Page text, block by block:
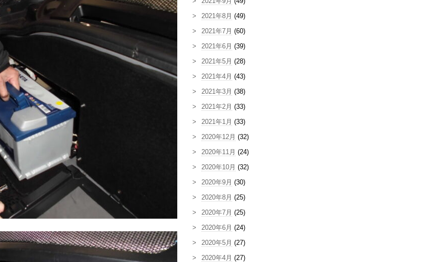
2021年8月 (49)
2021年7月 (60)
2021年6月 (39)
2021年5月 (28)
2021年4月 (43)
2021年3月 (38)
2021年2月 (33)
2021年1月 (33)
2020年12月 (32)
2020年11月 (24)
2020年10月 (32)
2020年9月 (30)
2020年8月 (25)
2020年7月 (25)
2020年6月 (24)
2020年5月 (27)
2020年4月 (27)